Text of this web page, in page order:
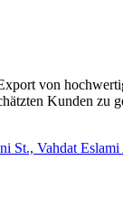
von
Kunden zu
St., Vahdat